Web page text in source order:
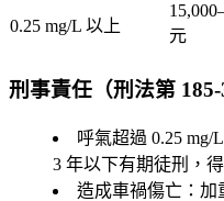
0.25 mg/L 以上
元
刑事責任（刑法第 185-
呼氣超過 0.25
3 年以下有期徒刑，
造成車禍傷亡 ：